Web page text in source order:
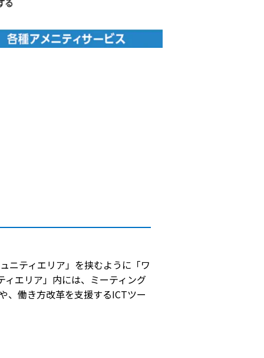
ニティエリア」を挟むように「ワ
ィエリア」内には、ミーティング
、働き方改革を支援するICTツー